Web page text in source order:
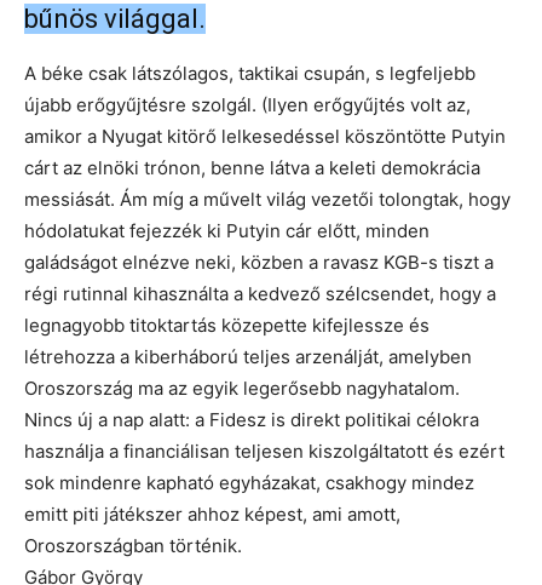
bűnös világgal.
A béke csak látszólagos, taktikai csupán, s legfeljebb
újabb erőgyűjtésre szolgál. (Ilyen erőgyűjtés volt az,
amikor a Nyugat kitörő lelkesedéssel köszöntötte Putyin
cárt az elnöki trónon, benne látva a keleti demokrácia
messiását. Ám míg a művelt világ vezetői tolongtak, hogy
hódolatukat fejezzék ki Putyin cár előtt, minden
galádságot elnézve neki, közben a ravasz KGB-s tiszt a
régi rutinnal kihasználta a kedvező szélcsendet, hogy a
legnagyobb titoktartás közepette kifejlessze és
létrehozza a kiberháború teljes arzenálját, amelyben
Oroszország ma az egyik legerősebb nagyhatalom.
Nincs új a nap alatt: a Fidesz is direkt politikai célokra
használja a financiálisan teljesen kiszolgáltatott és ezért
sok mindenre kapható egyházakat, csakhogy mindez
emitt piti játékszer ahhoz képest, ami amott,
Oroszországban történik.
Gábor György